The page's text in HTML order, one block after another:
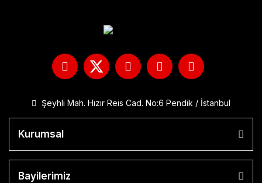
Şeyhli Mah. Hızır Reis Cad. No:6 Pendik / İstanbul
Kurumsal
Bayilerimiz